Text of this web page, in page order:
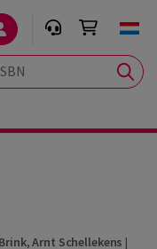
,Arnt Schellekens |